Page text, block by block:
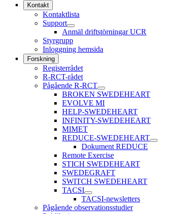
Kontakt
Kontaktlista
Support
Anmäl driftstörningar UCR
Styrgrupp
Inloggning hemsida
Forskning
Registerrådet
R-RCT-rådet
Pågående R-RCT
BROKEN SWEDEHEART
EVOLVE MI
HELP-SWEDEHEART
INFINITY-SWEDEHEART
MIMET
REDUCE-SWEDEHEART
Dokument REDUCE
Remote Exercise
STICH SWEDEHEART
SWEDEGRAFT
SWITCH SWEDEHEART
TACSI
TACSI-newsletters
Pågående observationsstudier